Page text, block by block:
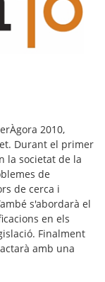
2010,
Durant el primer
la societat de la
de
de cerca i
s'abordarà el
en els
Finalment
amb una